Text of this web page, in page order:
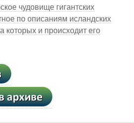
чудовище гигантских
по описаниям исландских
которых и происходит его